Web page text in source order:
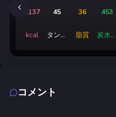
2137
kcal
45
タンパ
36
脂質
453
炭水化
コメント